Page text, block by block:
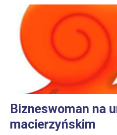
Bizneswoman na
macierzyńskim